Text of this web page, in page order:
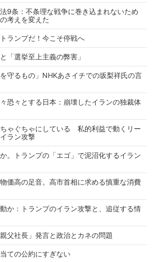
9条：不条理な戦争に巻き込まれないため
考えを変えた
ランプだ！今こそ停戦へ
「選挙至上主義の弊害」
を守るもの」NHKあさイチでの坂梨祥氏の言
々恐々とする日本：崩壊したイランの独裁体
ちゃぐちゃにしている 私的利益で動くリー
ラン攻撃
。トランプの「エゴ」で泥沼化するイラン
価高の足音。高市首相に求める慎重な消費
か：トランプのイラン攻撃と、追従する情
父社長」発言と政治とカネの問題
ての公約にすぎない